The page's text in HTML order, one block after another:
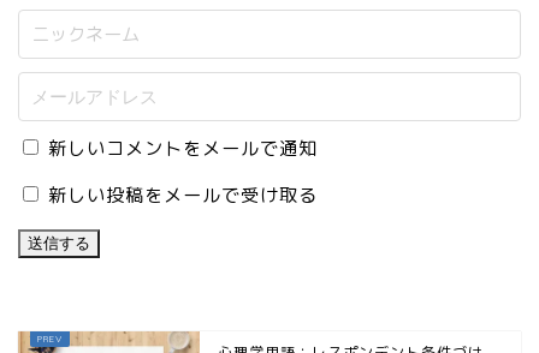
新しいコメントをメールで通知
新しい投稿をメールで受け取る